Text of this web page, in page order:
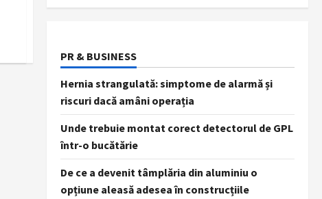
PR & BUSINESS
Hernia strangulată: simptome de alarmă și
riscuri dacă amâni operația
Unde trebuie montat corect detectorul de GPL
într-o bucătărie
De ce a devenit tâmplăria din aluminiu o
opțiune aleasă adesea în construcțiile